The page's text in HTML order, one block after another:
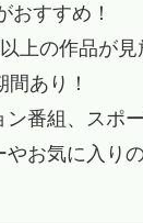
おすすめ！
上の作品が見
あり！
ン番組、スポ
お気に入り